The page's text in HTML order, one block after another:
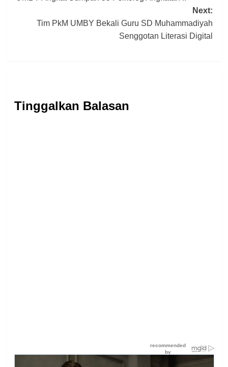
navigation
Next:
Tim PkM UMBY Bekali Guru SD Muhammadiyah
Senggotan Literasi Digital
Tinggalkan Balasan